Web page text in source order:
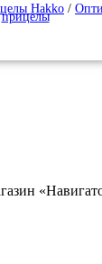
Hakko /
прицелы